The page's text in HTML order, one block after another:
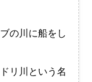
の川に船をし
リ川という名